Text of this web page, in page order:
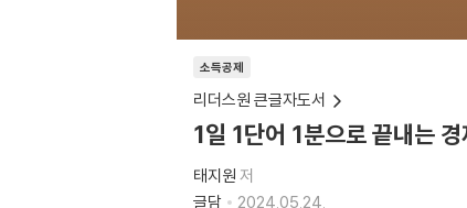
소득공제
리더스원 큰글자도서
1일 1단어 1분으로 끝내는
태지원 저
글담
2024.05.24.